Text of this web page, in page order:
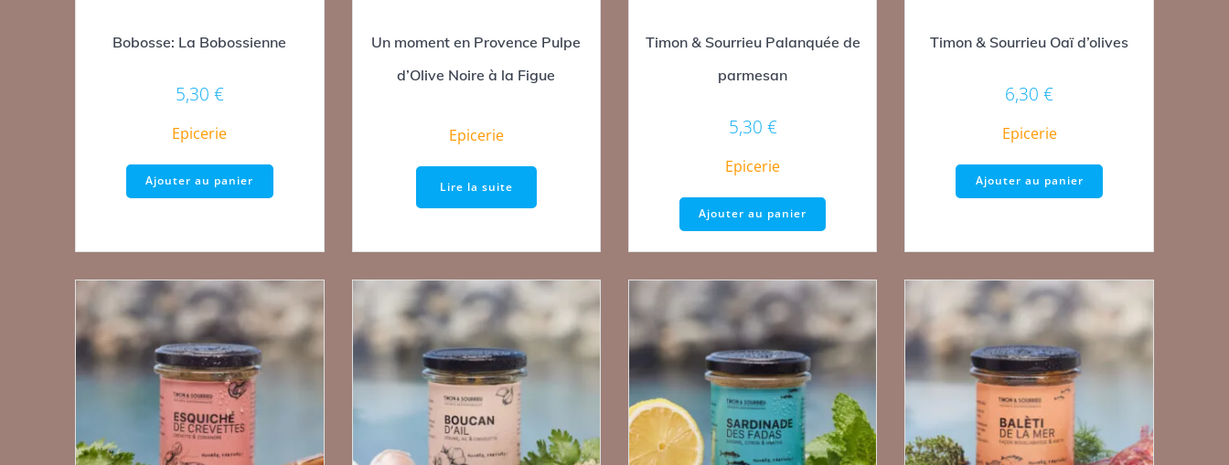
Bobosse: La Bobossienne
5,30 €
Epicerie
Ajouter au panier
Un moment en Provence Pulpe
d’Olive Noire à la Figue
Epicerie
Lire la suite
Timon & Sourrieu Palanquée de
parmesan
5,30 €
Epicerie
Ajouter au panier
Timon & Sourrieu Oaï d’olives
6,30€
Epicerie
Ajouter au panier